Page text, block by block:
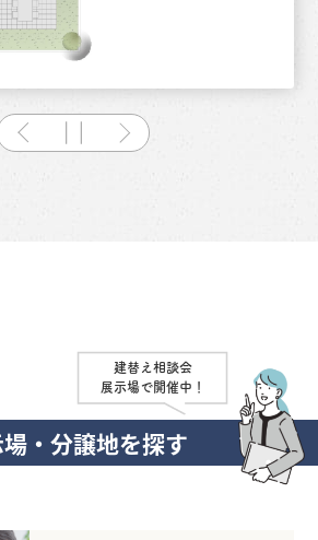
・分譲地を探す
建替え相談会
展示場で開催中！